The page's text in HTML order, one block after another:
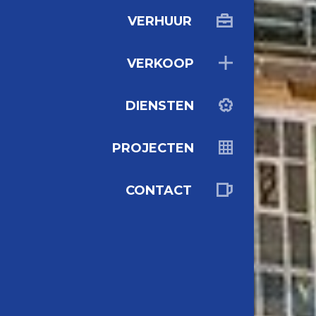
VERHUUR
VERKOOP
DIENSTEN
PROJECTEN
CONTACT